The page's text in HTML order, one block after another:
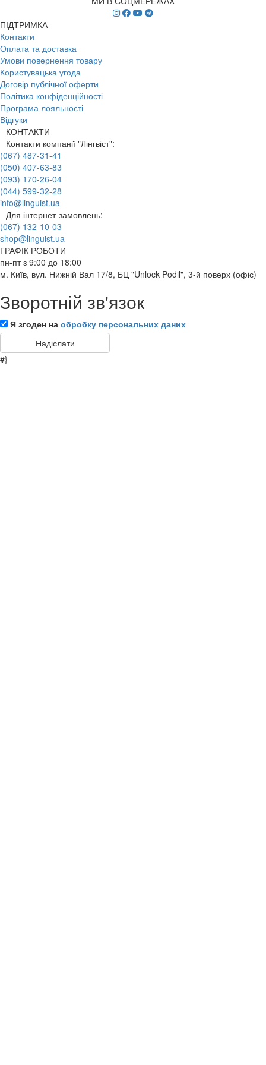
ПІДТРИМКА
Контакти
Оплата та доставка
Умови повернення товару
Користувацька угода
Договір публічної оферти
Політика конфіденційності
Програма лояльності
Відгуки
КОНТАКТИ
Контакти компанії "Лінгвіст":
(067) 487-31-41
(050) 407-63-83
(093) 170-26-04
(044) 599-32-28
info@linguist.ua
Для інтернет-замовлень:
(067) 132-10-03
shop@linguist.ua
ГРАФІК РОБОТИ
пн-пт з 9:00 до 18:00
м. Київ, вул. Нижній Вал 17/8, БЦ "Unlock Podil", 3-й поверх (офіс)
Зворотній зв'язок
Я згоден на обробку персональних даних
#}